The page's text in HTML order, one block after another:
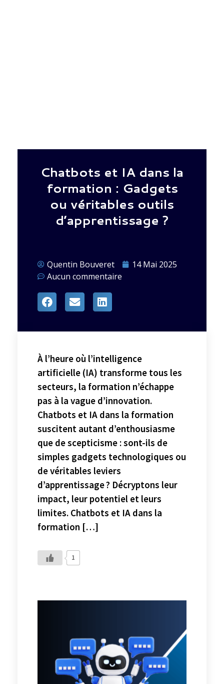
Chatbots et IA dans la
formation : Gadgets
ou véritables outils
d’apprentissage ?
Quentin Bouveret
14 Mai 2025
Aucun commentaire
À l’heure où l’intelligence
artificielle (IA) transforme tous les
secteurs, la formation n’échappe
pas à la vague d’innovation.
Chatbots et IA dans la formation
suscitent autant d’enthousiasme
que de scepticisme : sont-ils de
simples gadgets technologiques ou
de véritables leviers
d’apprentissage ? Décryptons leur
impact, leur potentiel et leurs
limites. Chatbots et IA dans la
formation […]
1